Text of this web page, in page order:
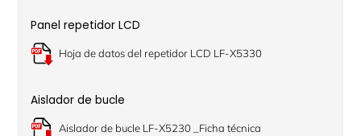
Panel repetidor LCD
Hoja de datos del repetidor LCD LF-X5330
Aislador de bucle
Aislador de bucle LF-X5230 _Ficha técnica